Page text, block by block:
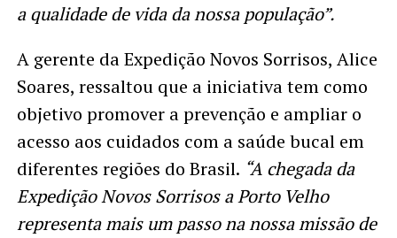
a qualidade de vida da nossa população”.
A gerente da Expedição Novos Sorrisos, Alice
Soares, ressaltou que a iniciativa tem como
objetivo promover a prevenção e ampliar o
acesso aos cuidados com a saúde bucal em
diferentes regiões do Brasil. “A chegada da
Expedição Novos Sorrisos a Porto Velho
representa mais um passo na nossa missão de